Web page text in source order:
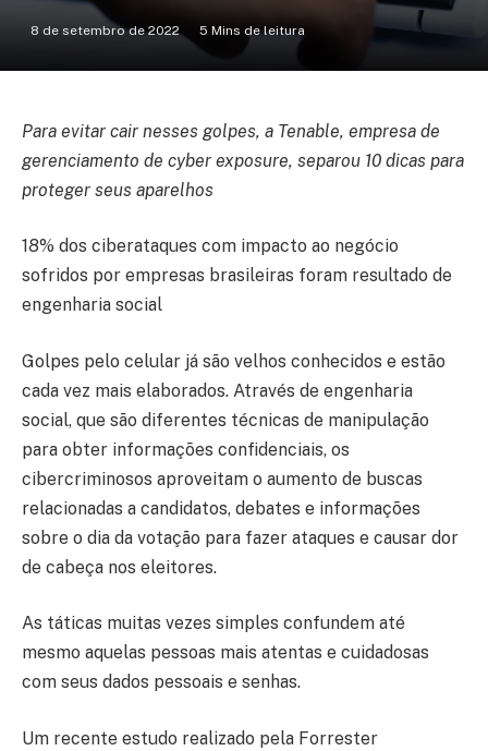
8 de setembro de 2022 5 Mins de leitura
Para evitar cair nesses golpes, a Tenable, empresa de
gerenciamento de cyber exposure, separou 10 dicas para
proteger seus aparelhos
18% dos ciberataques com impacto ao negócio
sofridos por empresas brasileiras foram resultado de
engenharia social
Golpes pelo celular já são velhos conhecidos e estão
cada vez mais elaborados. Através de engenharia
social, que são diferentes técnicas de manipulação
para obter informações confidenciais, os
cibercriminosos aproveitam o aumento de buscas
relacionadas a candidatos, debates e informações
sobre o dia da votação para fazer ataques e causar dor
de cabeça nos eleitores.
As táticas muitas vezes simples confundem até
mesmo aquelas pessoas mais atentas e cuidadosas
com seus dados pessoais e senhas.
Um recente estudo realizado pela Forrester